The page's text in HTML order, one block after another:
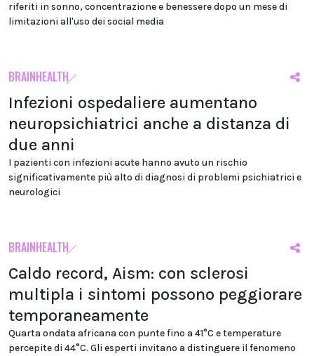
riferiti in sonno, concentrazione e benessere dopo un mese di
limitazioni all'uso dei social media
BRAINHEALTH
Infezioni ospedaliere aumentano
neuropsichiatrici anche a distanza di
due anni
I pazienti con infezioni acute hanno avuto un rischio
significativamente più alto di diagnosi di problemi psichiatrici e
neurologici
BRAINHEALTH
Caldo record, Aism: con sclerosi
multipla i sintomi possono peggiorare
temporaneamente
Quarta ondata africana con punte fino a 41°C e temperature
percepite di 44°C. Gli esperti invitano a distinguere il fenomeno